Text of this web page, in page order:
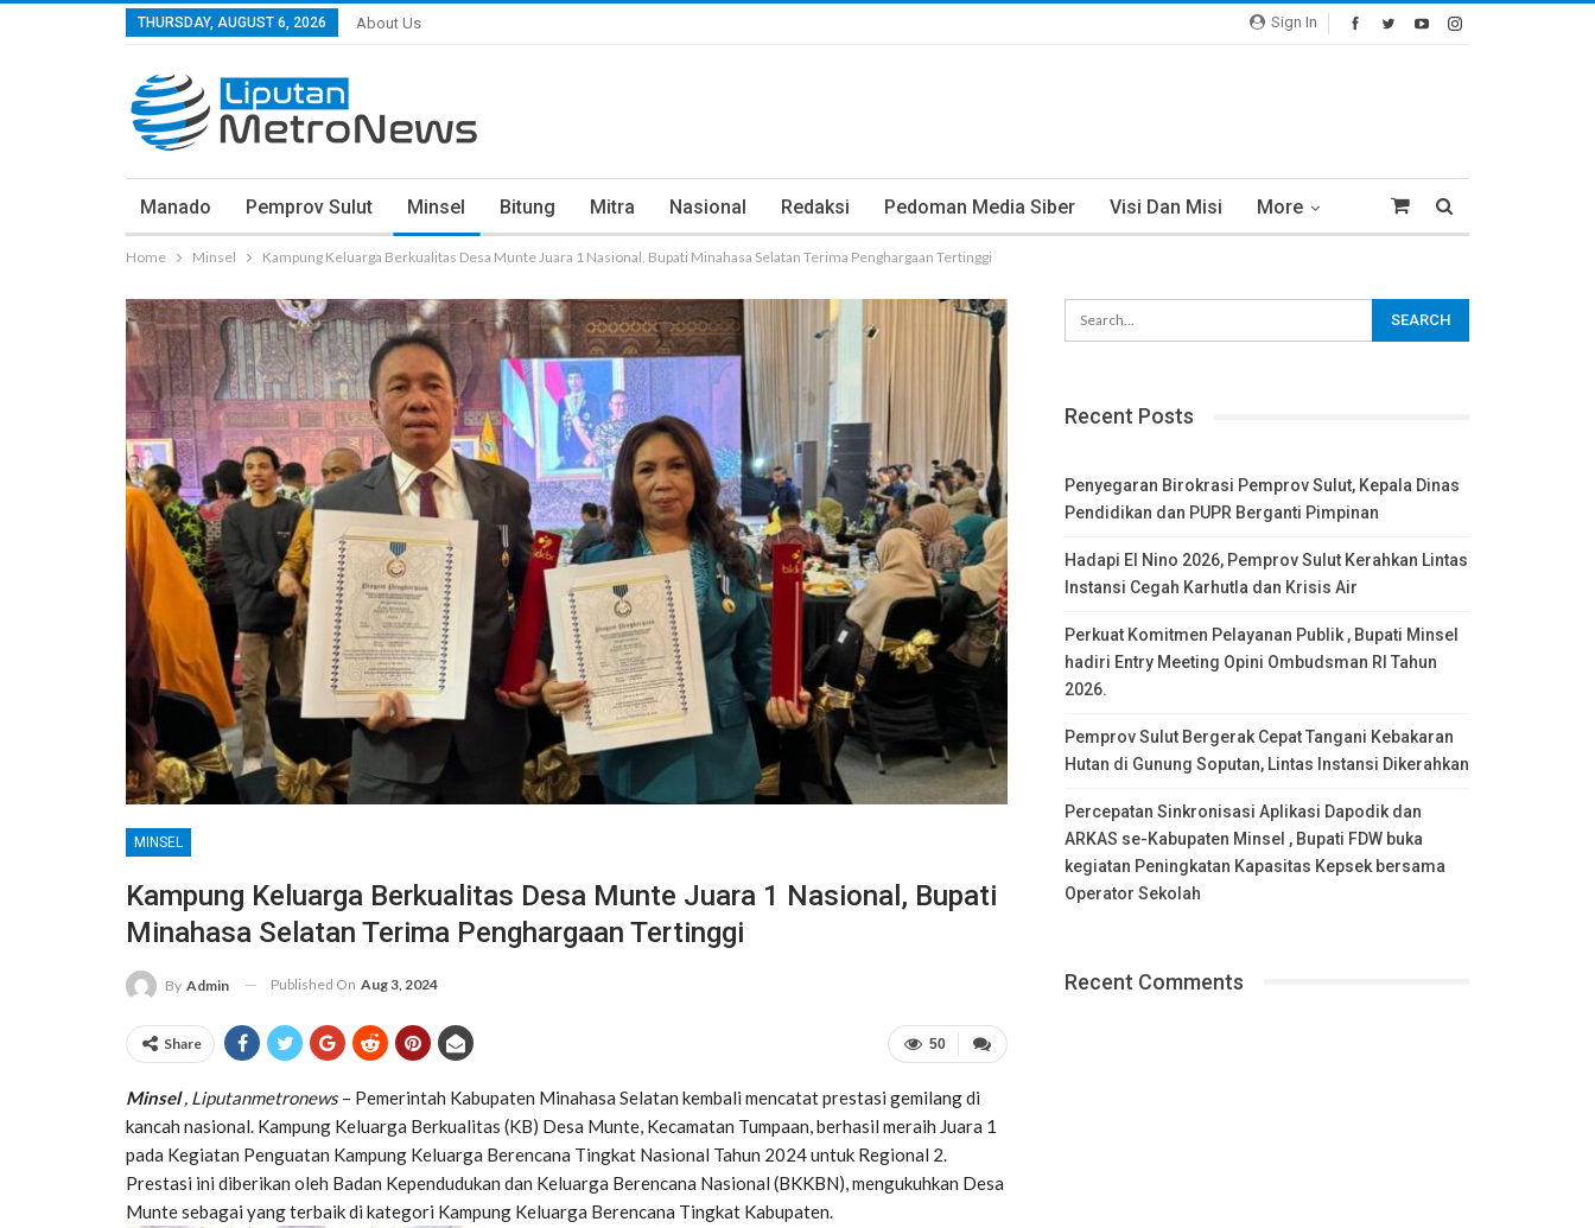
Sign In
THURSDAY, AUGUST 6, 2026 About Us
Manado Pemprov Sulut Minsel Bitung Mitra Nasional Redaksi Pedoman Media Siber Visi Dan Misi More
Home Minsel Kampung Keluarga Berkualitas Desa Munte Juara 1 Nasional, Bupati Minahasa Selatan Terima Penghargaan Tertinggi
MINSEL
Kampung Keluarga Berkualitas Desa Munte Juara 1 Nasional, Bupati
Minahasa Selatan Terima Penghargaan Tertinggi
By Admin Published On Aug 3, 2024
50
Share
Minsel, Liputanmetronews– Pemerintah Kabupaten Minahasa Selatan kembali mencatat prestasi gemilang di
kancah nasional. Kampung Keluarga Berkualitas (KB) Desa Munte, Kecamatan Tumpaan, berhasil meraih Juara 1
pada Kegiatan Penguatan Kampung Keluarga Berencana Tingkat Nasional Tahun 2024 untuk Regional 2.
Prestasi ini diberikan oleh Badan Kependudukan dan Keluarga Berencana Nasional (BKKBN), mengukuhkan Desa
Munte sebagai yang terbaik di kategori Kampung Keluarga Berencana Tingkat Kabupaten.
Recent Posts
Penyegaran Birokrasi Pemprov Sulut, Kepala Dinas
Pendidikan dan PUPR Berganti Pimpinan
Hadapi El Nino 2026, Pemprov Sulut Kerahkan Lintas
Instansi Cegah Karhutla dan Krisis Air
Perkuat Komitmen Pelayanan Publik , Bupati Minsel
hadiri Entry Meeting Opini Ombudsman RI Tahun
2026.
Pemprov Sulut Bergerak Cepat Tangani Kebakaran
Hutan di Gunung Soputan, Lintas Instansi Dikerahkan
Percepatan Sinkronisasi Aplikasi Dapodik dan
ARKAS se-Kabupaten Minsel , Bupati FDW buka
kegiatan Peningkatan Kapasitas Kepsek bersama
Operator Sekolah
Recent Comments